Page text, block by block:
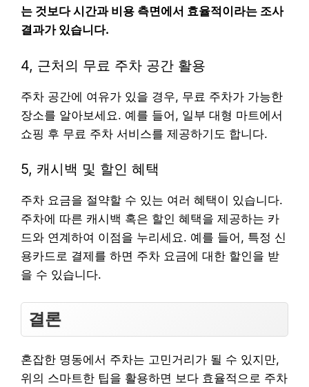
는 것보다 시간과 비용 측면에서 효율적이라는 조사
결과가 있습니다.
4, 근처의 무료 주차 공간 활용
주차 공간에 여유가 있을 경우, 무료 주차가 가능한
장소를 알아보세요. 예를 들어, 일부 대형 마트에서
쇼핑 후 무료 주차 서비스를 제공하기도 합니다.
5, 캐시백 및 할인 혜택
주차 요금을 절약할 수 있는 여러 혜택이 있습니다.
주차에 따른 캐시백 혹은 할인 혜택을 제공하는 카
드와 연계하여 이점을 누리세요. 예를 들어, 특정 신
용카드로 결제를 하면 주차 요금에 대한 할인을 받
을 수 있습니다.
결론
혼잡한 명동에서 주차는 고민거리가 될 수 있지만,
위의 스마트한 팁을 활용하면 보다 효율적으로 주차